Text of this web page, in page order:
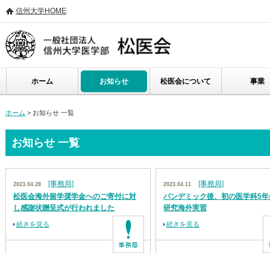
信州大学HOME
ホーム お知らせ 松医会について 事業
ホーム > お知らせ 一覧
お知らせ 一覧
2023.04.28
[事務局]
松医会海外留学奨学金へのご寄付に対
し感謝状贈呈式が行われました
続きを見る
2023.04.11
[事務局]
パンデミック後、初の医学科5
研究海外実習
続きを見る